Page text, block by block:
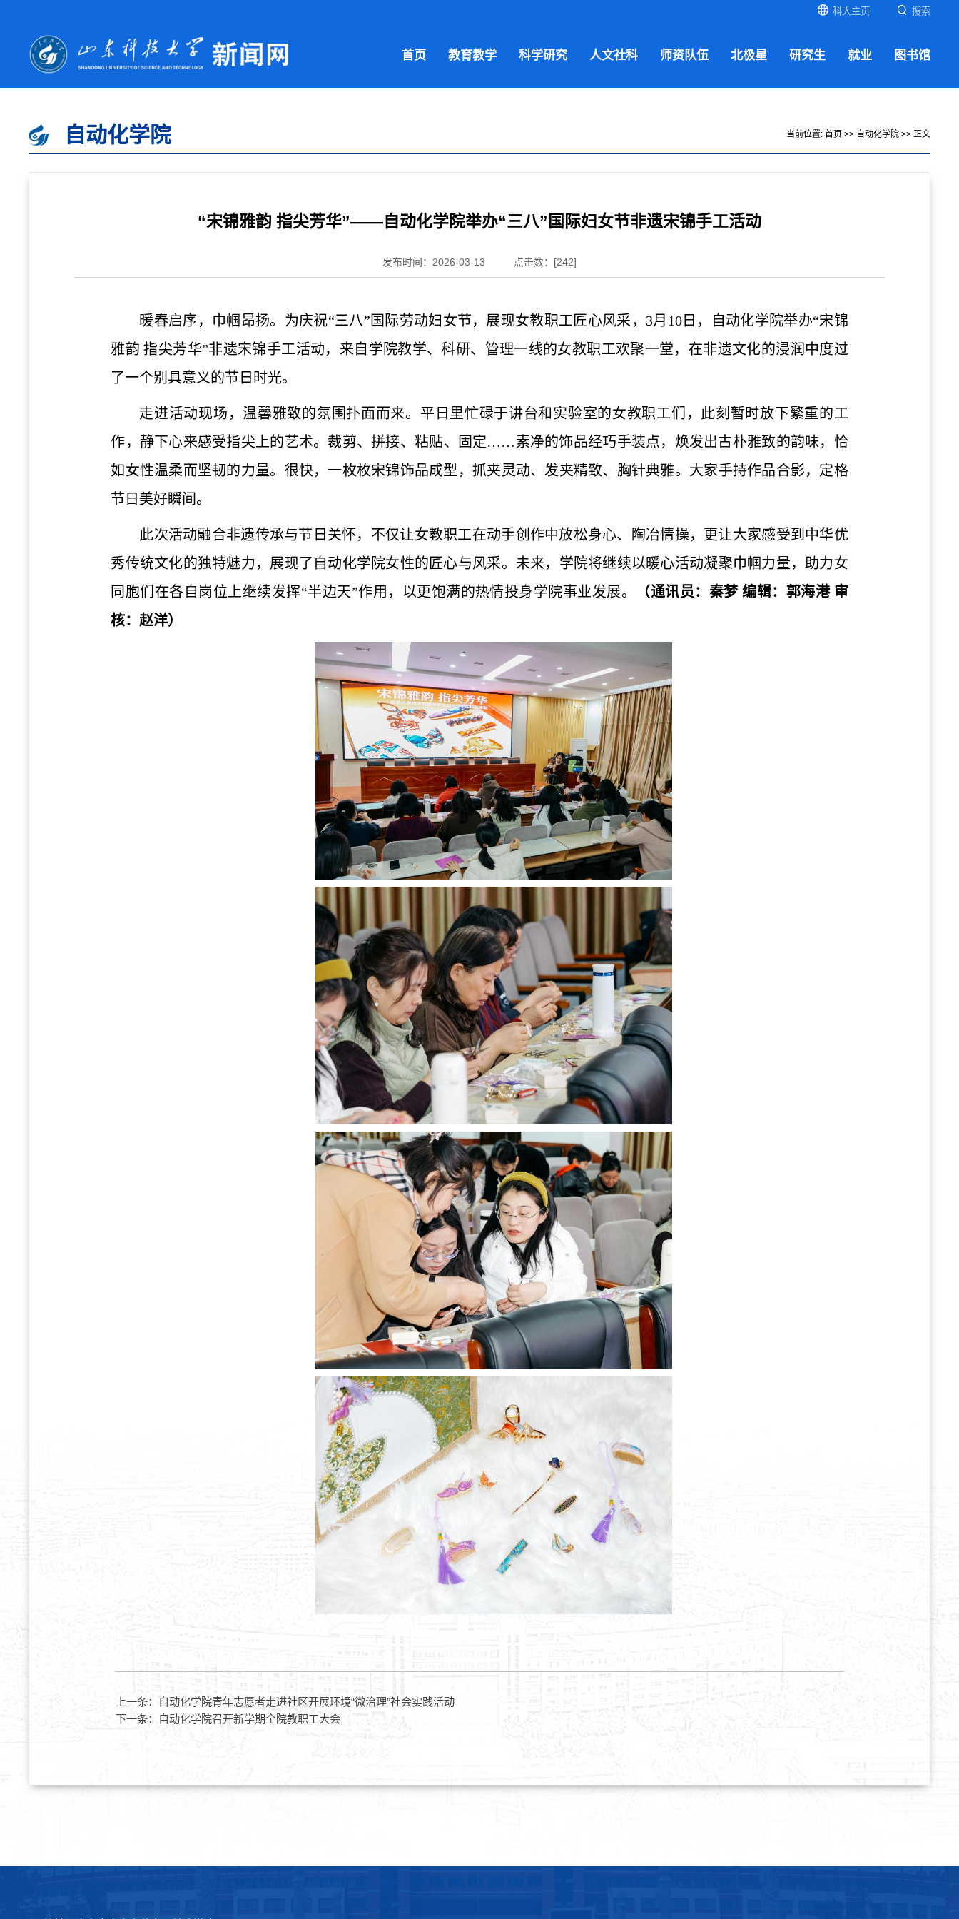
科大主页 搜索
首页 教育教学 科学研究 人文社科 师资队伍 北极星 研究生 就业 图书馆
自动化学院 当前位置: 首页 >> 自动化学院>> 正文
“宋锦雅韵 指尖芳华”——自动化学院举办“三八”国际妇女节非遗宋锦手工活动
发布时间：2026-03-13 点击数：[242]
暖春启序，巾帼昂扬。为庆祝“三八”国际劳动妇女节，展现女教职工匠心风采，3月10日，自动化学院举办“宋锦
雅韵 指尖芳华”非遗宋锦手工活动，来自学院教学、科研、管理一线的女教职工欢聚一堂，在非遗文化的浸润中度过
了一个别具意义的节日时光。
走进活动现场，温馨雅致的氛围扑面而来。平日里忙碌于讲台和实验室的女教职工们，此刻暂时放下繁重的工
作，静下心来感受指尖上的艺术。裁剪、拼接、粘贴、固定……素净的饰品经巧手装点，焕发出古朴雅致的韵味，恰
如女性温柔而坚韧的力量。很快，一枚枚宋锦饰品成型，抓夹灵动、发夹精致、胸针典雅。大家手持作品合影，定格
节日美好瞬间。
此次活动融合非遗传承与节日关怀，不仅让女教职工在动手创作中放松身心、陶冶情操，更让大家感受到中华优
秀传统文化的独特魅力，展现了自动化学院女性的匠心与风采。未来，学院将继续以暖心活动凝聚巾帼力量，助力女
同胞们在各自岗位上继续发挥“半边天”作用，以更饱满的热情投身学院事业发展。
（通讯员：秦梦 编辑：郭海港 审
核：赵洋）
上一条：
自动化学院青年志愿者走进社区开展环境“微治理”社会实践活动
下一条：
自动化学院召开新学期全院教职工大会